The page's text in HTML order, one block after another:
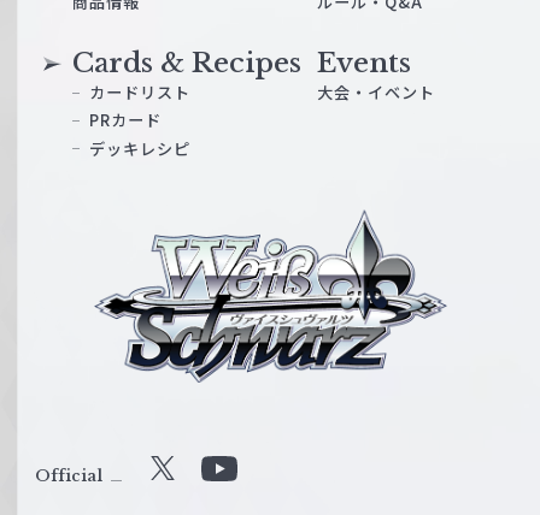
ス
ル
Cards & Recipes
カードリスト
PRカード
デッキレシピ
Events
大会・イベント
Official X